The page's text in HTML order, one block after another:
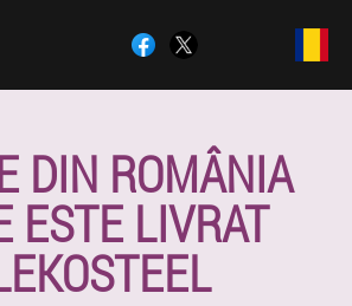
DIN ROMÂNIA
ESTE LIVRAT